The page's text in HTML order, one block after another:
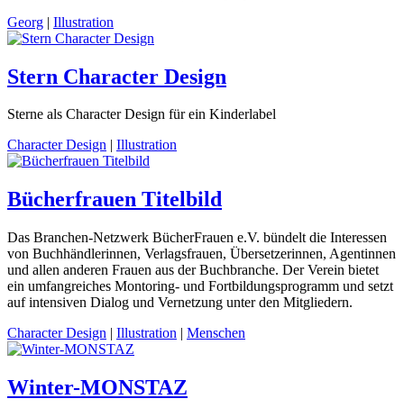
Georg | Illustration
Stern Character Design
Sterne als Character Design für ein Kinderlabel
Character Design | Illustration
Bücherfrauen Titelbild
Das Branchen-Netzwerk BücherFrauen e.V. bündelt die Interessen
von Buchhändlerinnen, Verlagsfrauen, Übersetzerinnen, Agentinnen
und allen anderen Frauen aus der Buchbranche. Der Verein bietet
ein umfangreiches Montoring- und Fortbildungsprogramm und setzt
auf intensiven Dialog und Vernetzung unter den Mitgliedern.
Character Design | Illustration | Menschen
Winter-MONSTAZ